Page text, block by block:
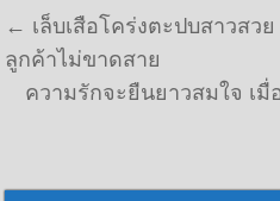
แนะแนวเรื่อง
← เล็บเสือโคร่งตะปบสาวสว
ลูกค้าไม่ขาดสาย
ความรักจะยืนยาวสมใจ เ